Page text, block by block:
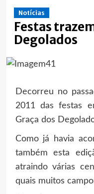
Notícias
Festas
Degolados
Decorreu no
2011 das festas
Graça dos
Como já havia
também esta
atraindo várias
quais muitos